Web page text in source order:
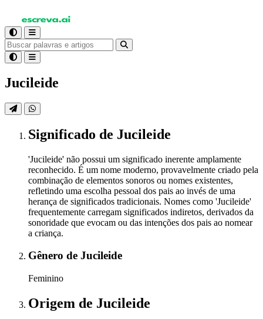
Jucileide
Significado de Jucileide
'Jucileide' não possui um significado inerente amplamente
reconhecido. É um nome moderno, provavelmente criado pela
combinação de elementos sonoros ou nomes existentes,
refletindo uma escolha pessoal dos pais ao invés de uma
herança de significados tradicionais. Nomes como 'Jucileide'
frequentemente carregam significados indiretos, derivados da
sonoridade que evocam ou das intenções dos pais ao nomear
a criança.
Gênero de Jucileide
Feminino
Origem de Jucileide